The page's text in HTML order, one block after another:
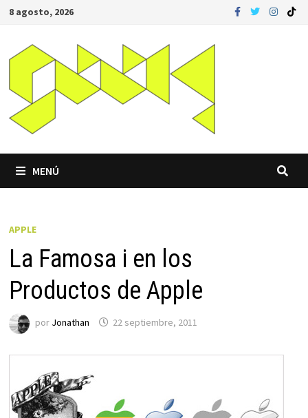
Saltar
contenido
8 agosto, 2026
MENÚ
APPLE
La Famosa i en los
Productos de Apple
por Jonathan 22 septiembre, 2011